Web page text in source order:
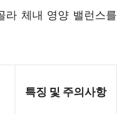
라 체내 영양 밸런스를
특징 및 주의사항